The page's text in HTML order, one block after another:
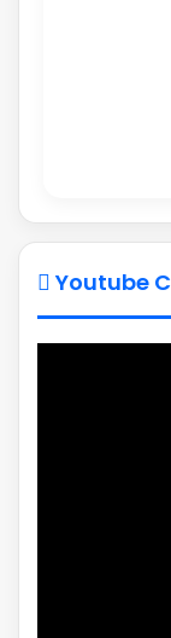
Youtube